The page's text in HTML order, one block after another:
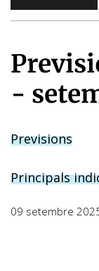
-
Previsions
Principals
09 setembre